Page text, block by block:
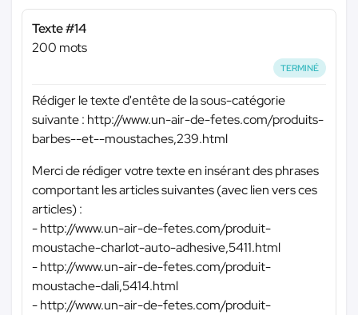
Texte #14
200 mots
TERMINÉ
Rédiger le texte d'entête de la sous-catégorie
suivante : http://www.un-air-de-fetes.com/produits-
barbes--et--moustaches,239.html
Merci de rédiger votre texte en insérant des phrases
comportant les articles suivantes (avec lien vers ces
articles) :
- http://www.un-air-de-fetes.com/produit-
moustache-charlot-auto-adhesive,5411.html
- http://www.un-air-de-fetes.com/produit-
moustache-dali,5414.html
- http://www.un-air-de-fetes.com/produit-